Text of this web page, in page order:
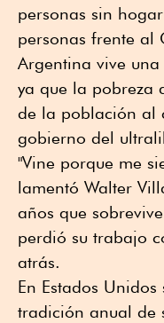
personas sin
personas frente al
Argentina vive
ya que la pobreza
de la población al
gobierno del
"Vine porque me
lamentó Walter
años que
perdió su trabajo
atrás.
En Estados
tradición anual de